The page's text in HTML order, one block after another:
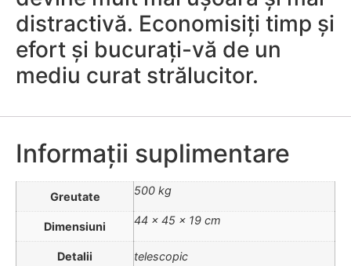
distractivă. Economisiți timp și
efort și bucurați-vă de un
mediu curat strălucitor.
Informații suplimentare
Greutate 500 kg
Dimensiuni 44 × 45 × 19 cm
Detalii telescopic